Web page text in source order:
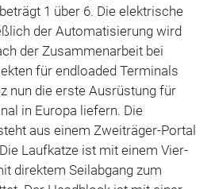
1 über 6. Die elektrische
der Automatisierung wird
der Zusammenarbeit bei
für endloaded Terminals
nun die erste Ausrüstung für
in Europa liefern. Die
aus einem Zweiträger-Portal
Laufkatze ist mit einem Vier-
direktem Seilabgang zum